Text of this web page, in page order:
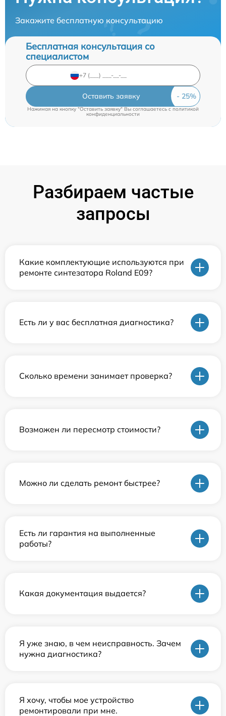
Закажите бесплатную консультацию
Бесплатная консультация со
специалистом
Оставить заявку
Нажимая на кнопку "Оставить заявку" Вы соглашаетесь cполитикой
конфиденциальности
Разбираем частые
запросы
Какие комплектующие используются при
ремонте синтезатора Roland E09?
Есть ли у вас бесплатная диагностика?
Сколько времени занимает проверка?
Возможен ли пересмотр стоимости?
Можно ли сделать ремонт быстрее?
Есть ли гарантия на выполненные
работы?
Какая документация выдается?
Я уже знаю, в чем неисправность. Зачем
нужна диагностика?
Я хочу, чтобы мое устройство
ремонтировали при мне.